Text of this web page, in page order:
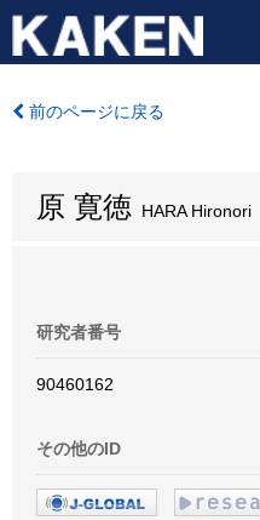
前のページに戻る
原 寛徳 HARA Hironori
研究者番号
90460162
その他のID